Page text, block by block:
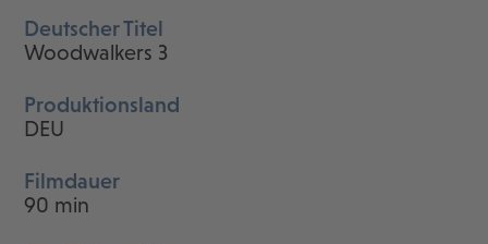
Deutscher Titel
Woodwalkers 3
Produktionsland
DEU
Filmdauer
90 min